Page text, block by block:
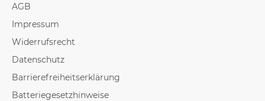
AGB
Impressum
Widerrufsrecht
Datenschutz
Barrierefreiheitserklärung
Batteriegesetzhinweise